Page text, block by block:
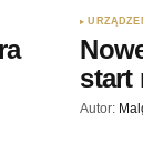
start
Autor: